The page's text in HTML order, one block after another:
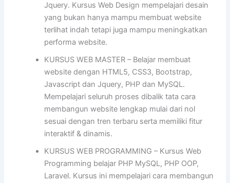
Jquery. Kursus Web Design mempelajari desain
yang bukan hanya mampu membuat website
terlihat indah tetapi juga mampu meningkatkan
performa website.
KURSUS WEB MASTER – Belajar membuat
website dengan HTML5, CSS3, Bootstrap,
Javascript dan Jquery, PHP dan MySQL.
Mempelajari seluruh proses dibalik tata cara
membangun website lengkap mulai dari nol
sesuai dengan tren terbaru serta memiliki fitur
interaktif & dinamis.
KURSUS WEB PROGRAMMING – Kursus Web
Programming belajar PHP MySQL, PHP OOP,
Laravel. Kursus ini mempelajari cara membangun